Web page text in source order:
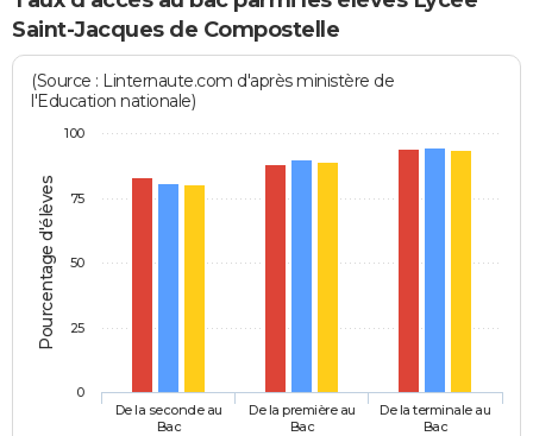
Saint-Jacques de Compostelle
Pourcentage d'élèves
(Source : Linternaute.com d'après ministère de
l'Education nationale)
De la seconde au
Bac
De la première au
Bac
De la terminale au
Bac
0
25
50
75
100